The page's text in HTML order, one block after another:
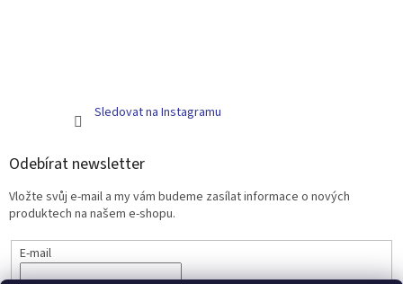
Sledovat na Instagramu
Odebírat newsletter
Vložte svůj e-mail a my vám budeme zasílat informace o nových
produktech na našem e-shopu.
E-mail